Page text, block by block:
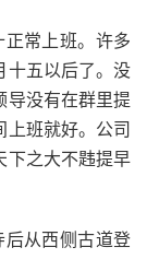
常上班。许多
十五以后了。没
导没有在群里提
上班就好。公司
下之大不韪提早
后从西侧古道登